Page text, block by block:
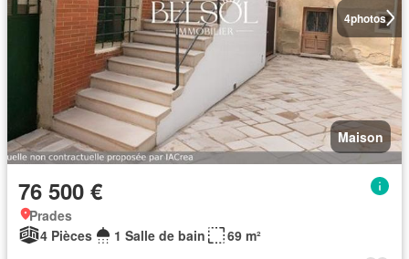
4photos
Maison
76 500 €
Prades
4 Pièces
1 Salle de bain 69 m²